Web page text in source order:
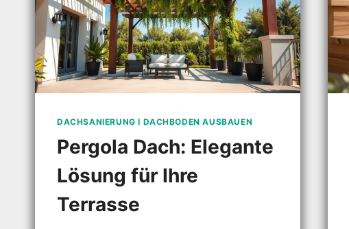
DACHSANIERUNG I DACHBODEN AUSBAUEN
Pergola Dach: Elegante
Lösung für Ihre
Terrasse